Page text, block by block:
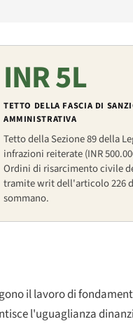
INR 5L
TETTO DELLA FASCIA DI
AMMINISTRATIVA
Tetto della Sezione 89 della
infrazioni reiterate (INR
Ordini di risarcimento civile
tramite writ dell'articolo 226
sommano.
il lavoro di
l'uguaglianza